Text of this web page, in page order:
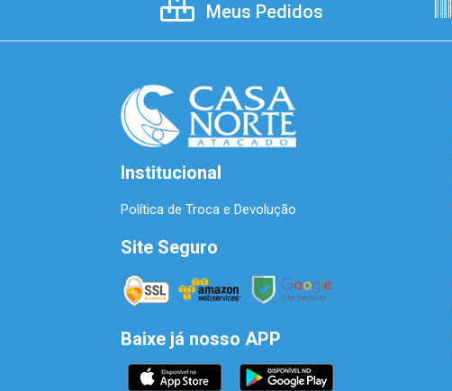
Meus Pedidos
Institucional
Política de Troca e Devolução
Site Seguro
Baixe já nosso APP